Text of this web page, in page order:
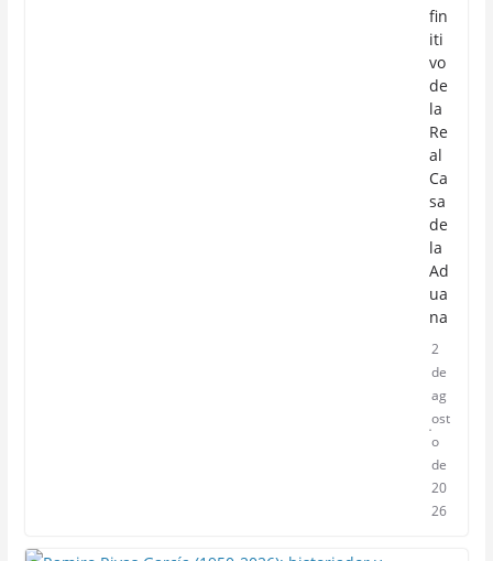
fin
iti
vo
de
la
Re
al
Ca
sa
de
la
Ad
ua
na
2
de
ag
ost
o
de
20
26